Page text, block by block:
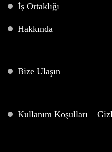
İş Ortaklığı
Hakkında
Bize Ulaşın
Kullanım Koşulları –